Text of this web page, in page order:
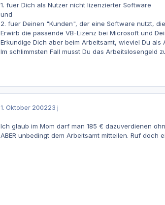
1. fuer Dich als Nutzer nicht lizenzierter Software
und
2. fuer Deinen "Kunden", der eine Software nutzt,
Erwirb die passende VB-Lizenz bei Microsoft und
Erkundige Dich aber beim Arbeitsamt, wieviel Du
Im schlimmsten Fall musst Du das Arbeitslosengeld
1. Oktober 200223 j
Ich glaub im Mom darf man 185 € dazuverdienen
ABER unbedingt dem Arbeitsamt mitteilen. Ruf